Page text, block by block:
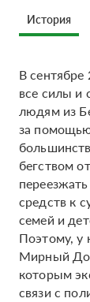
История
В
все силы
людям из
за
бегством
средств к
семей и
Поэтому, у
Мирный
которым
связи с